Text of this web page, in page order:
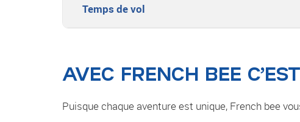
Temps de vol
AVEC FRENCH BEE
Puisque chaque aventure est unique, French bee